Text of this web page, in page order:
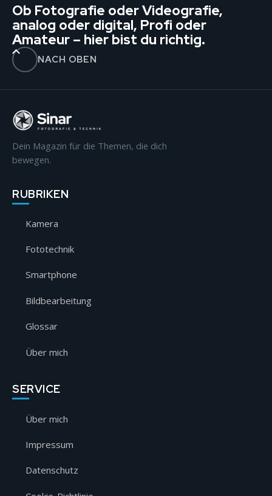
Ob Fotografie oder Videografie,
analog oder digital, Profi oder
Amateur – hier bist du richtig.
NACH OBEN
Dein Magazin für die Themen, die dich
bewegen.
RUBRIKEN
Kamera
Fototechnik
Smartphone
Bildbearbeitung
Glossar
Über mich
SERVICE
Über mich
Impressum
Datenschutz